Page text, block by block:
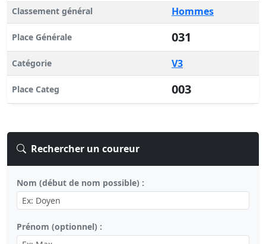
Classement général Hommes
Place Générale 031
Catégorie V3
Place Categ 003
Rechercher un coureur
Nom (début de nom possible) :
Prénom (optionnel) :